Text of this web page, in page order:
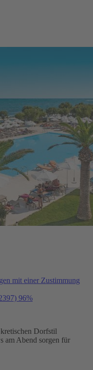
mit einer Zustimmung
96%
Dorfstil
am Abend sorgen für